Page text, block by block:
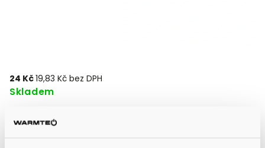
24 Kč19,83 Kč bez DPH
Skladem